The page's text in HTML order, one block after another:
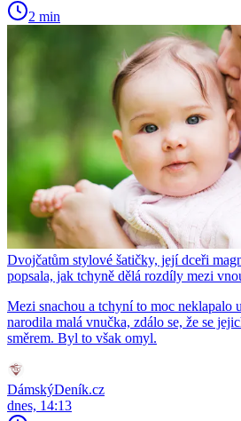
2 min
Dvojčatům stylové šatičky, její dceři
popsala, jak tchyně dělá rozdíly mezi
Mezi snachou a tchyní to moc neklapalo
narodila malá vnučka, zdálo se, že se
směrem. Byl to však omyl.
DámskýDeník.cz
dnes, 14:13